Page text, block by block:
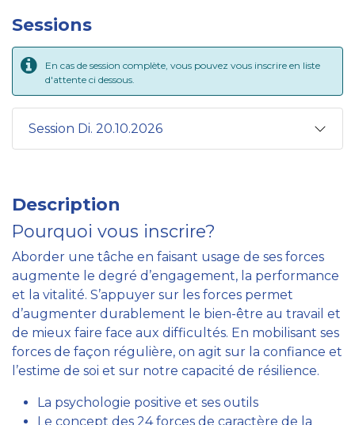
Sessions
En cas de session complète, vous pouvez vous inscrire en liste
d'attente ci dessous.
Session Di. 20.10.2026
Description
Pourquoi vous inscrire?
Aborder une tâche en faisant usage de ses forces
augmente le degré d’engagement, la performance
et la vitalité. S’appuyer sur les forces permet
d’augmenter durablement le bien-être au travail et
de mieux faire face aux difficultés. En mobilisant ses
forces de façon régulière, on agit sur la confiance et
l’estime de soi et sur notre capacité de résilience.
La psychologie positive et ses outils
Le concept des 24 forces de caractère de la